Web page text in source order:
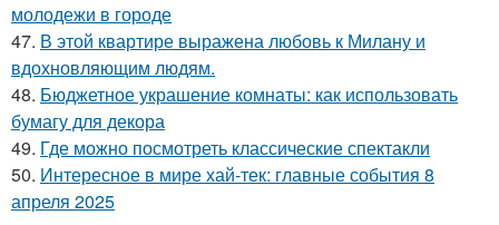
молодежи в городе
47. В этой квартире выражена любовь к Милану и
вдохновляющим людям.
48. Бюджетное украшение комнаты: как использовать
бумагу для декора
49. Где можно посмотреть классические спектакли
50. Интересное в мире хай-тек: главные события 8
апреля 2025